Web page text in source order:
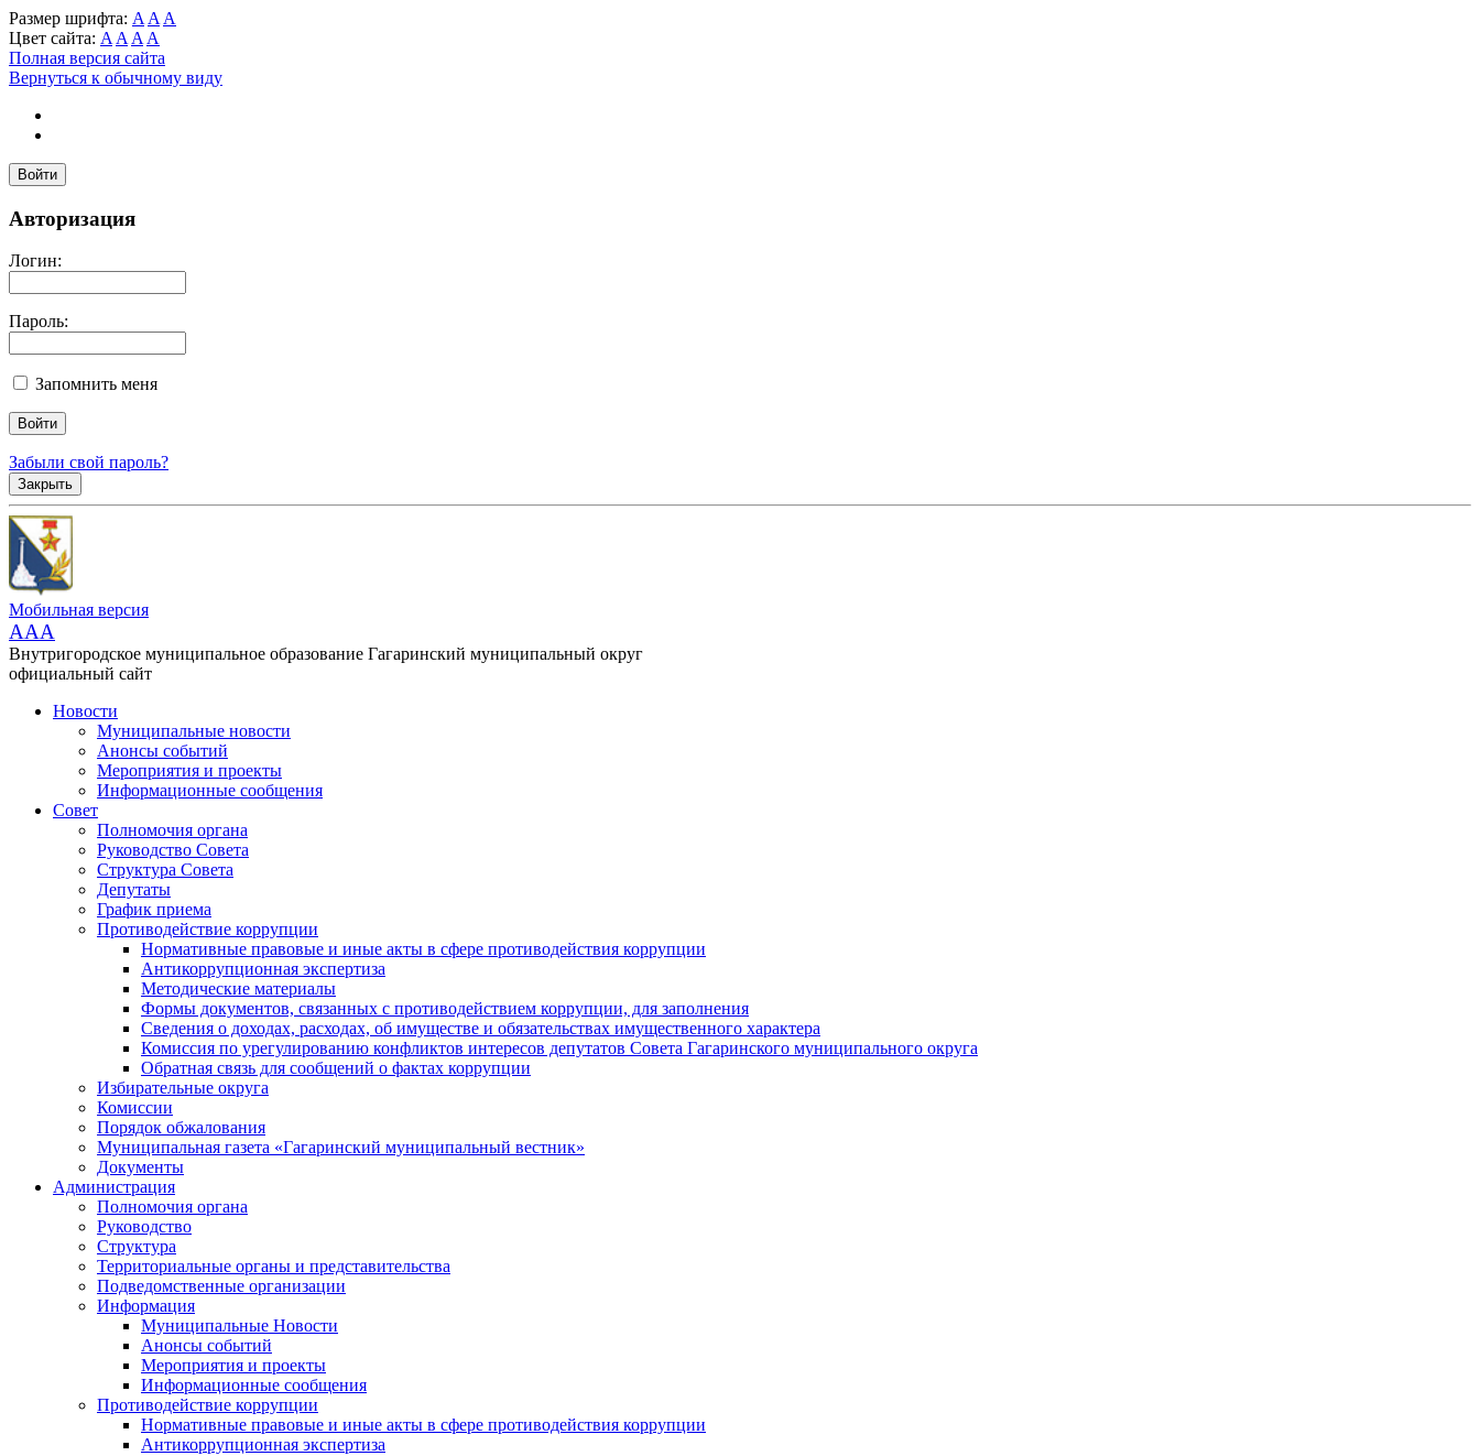
Размер шрифта: A A A
Цвет сайта: A A A A
Полная версия сайта
Вернуться к обычному виду
Войти
Авторизация
Логин:
Пароль:
Запомнить меня
Забыли свой пароль?
Закрыть
Мобильная версия
AAA
Внутригородское муниципальное образование Гагаринский муниципальный округ
официальный сайт
Новости
Муниципальные новости
Анонсы событий
Мероприятия и проекты
Информационные сообщения
Совет
Полномочия органа
Руководство Совета
Структура Совета
Депутаты
График приема
Противодействие коррупции
Нормативные правовые и иные акты в сфере противодействия коррупции
Антикоррупционная экспертиза
Методические материалы
Формы документов, связанных с противодействием коррупции, для заполнения
Сведения о доходах, расходах, об имуществе и обязательствах имущественного характера
Комиссия по урегулированию конфликтов интересов депутатов Совета Гагаринского муниципального округа
Обратная связь для сообщений о фактах коррупции
Избирательные округа
Комиссии
Порядок обжалования
Муниципальная газета «Гагаринский муниципальный вестник»
Документы
Администрация
Полномочия органа
Руководство
Структура
Территориальные органы и представительства
Подведомственные организации
Информация
Муниципальные Новости
Анонсы событий
Мероприятия и проекты
Информационные сообщения
Противодействие коррупции
Нормативные правовые и иные акты в сфере противодействия коррупции
Антикоррупционная экспертиза